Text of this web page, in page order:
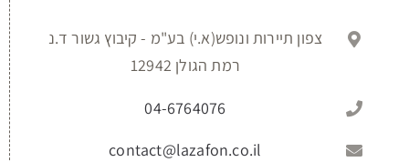
צפון תיירות ונופש(א.י) בע"מ - קיבוץ גשור ד.נ
רמת הגולן 12942
04-6764076
contact@lazafon.co.il